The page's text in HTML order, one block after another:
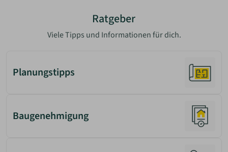
Ratgeber
Viele Tipps und Informationen für dich.
Planungstipps
Baugenehmigung